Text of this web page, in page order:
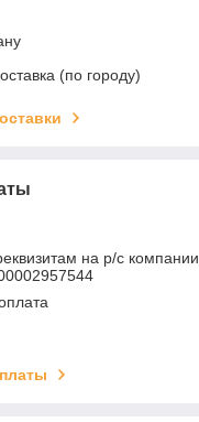
(по городу)
на р/с компании